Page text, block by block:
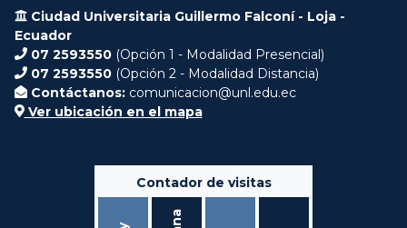
Ciudad Universitaria Guillermo Falconí - Loja -
Ecuador
07 2593550 (Opción 1 - Modalidad Presencial)
07 2593550 (Opción 2 - Modalidad Distancia)
Contáctanos: comunicacion@unl.edu.ec
Ver ubicación en el mapa
Contador de visitas